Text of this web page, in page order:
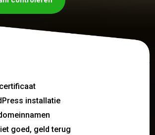
installatie
goed, geld terug